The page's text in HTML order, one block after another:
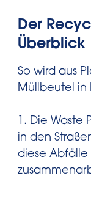
Der
Überblick
So wird aus
Müllbeutel in
1. Die Waste
in den
diese Abfälle